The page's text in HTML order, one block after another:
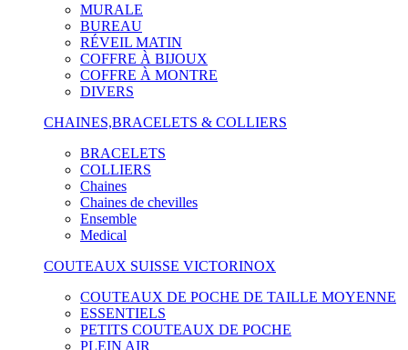
MURALE
BUREAU
RÉVEIL MATIN
COFFRE À BIJOUX
COFFRE À MONTRE
DIVERS
CHAINES,BRACELETS & COLLIERS
BRACELETS
COLLIERS
Chaines
Chaines de chevilles
Ensemble
Medical
COUTEAUX SUISSE VICTORINOX
COUTEAUX DE POCHE DE TAILLE MOYENNE
ESSENTIELS
PETITS COUTEAUX DE POCHE
PLEIN AIR